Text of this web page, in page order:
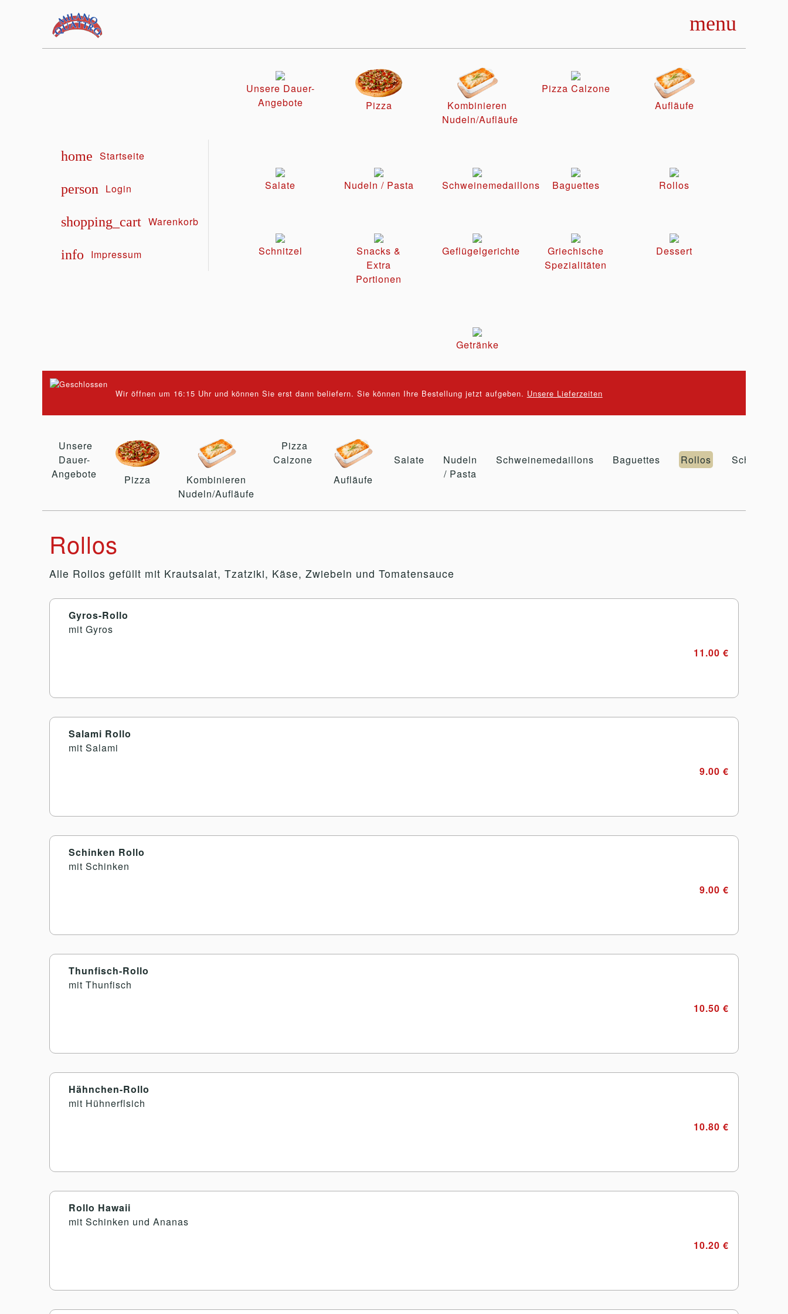
menu
home Startseite
person Login
shopping_cart Warenkorb
info Impressum
Unsere Dauer-
Angebote
Pizza
Kombinieren
Nudeln/Aufläufe
Pizza Calzone
Aufläufe
Salate Nudeln / Pasta Schweinemedaillons Baguettes Rollos
Schnitzel
Snacks &
Extra
Portionen
Geflügelgerichte
Griechische
Spezialitäten
Dessert
Getränke
Wir öffnen um 16:15 Uhr und können Sie erst dann beliefern. Sie können Ihre Bestellung jetzt aufgeben. Unsere Lieferzeiten
Unsere
Dauer-
Angebote
Pizza
Kombinieren
Nudeln/Aufläufe
Pizza
Calzone
Aufläufe
Salate
Nudeln
/ Pasta
Schweinemedaillons Baguettes Rollos Schnitzel
Rollos
Alle Rollos gefüllt mit Krautsalat, Tzatziki, Käse, Zwiebeln und Tomatensauce
Gyros-Rollo
mit Gyros
11.00 €
Salami Rollo
mit Salami
9.00 €
Schinken Rollo
mit Schinken
9.00 €
Thunfisch-Rollo
mit Thunfisch
10.50 €
Hähnchen-Rollo
mit Hühnerflsich
10.80 €
Rollo Hawaii
mit Schinken und Ananas
10.20 €